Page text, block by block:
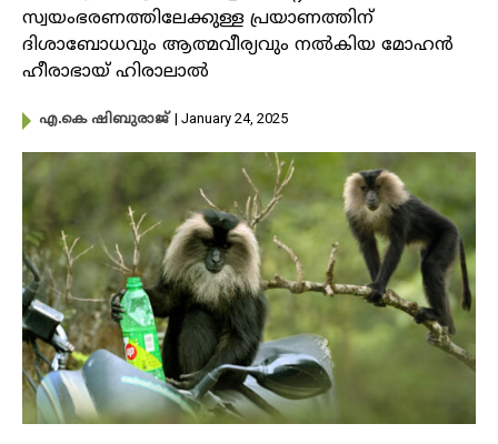
സ്വയംഭരണത്തിലേക്കുള്ള പ്രയാണത്തിന്
ദിശാബോധവും ആത്മവീര്യവും നൽകിയ മോഹൻ
ഹീരാഭായ് ഹിരാലാൽ
എ.കെ ഷിബുരാജ് | January 24, 2025